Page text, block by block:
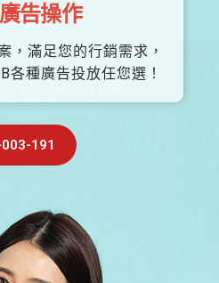
告操作
，滿足您的行銷需求，
各種廣告投放任您選！
191